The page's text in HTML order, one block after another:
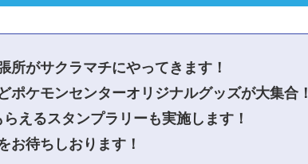
所がサクラマチにやってきます！
ケモンセンターオリジナルグッズが大集合！
えるスタンプラリーも実施します！
お待ちしおります！